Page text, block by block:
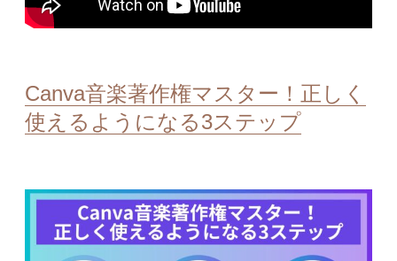
Canva音楽著作権マスター！正しく
使えるようになる3ステップ